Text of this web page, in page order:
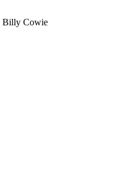
Billy Cowie